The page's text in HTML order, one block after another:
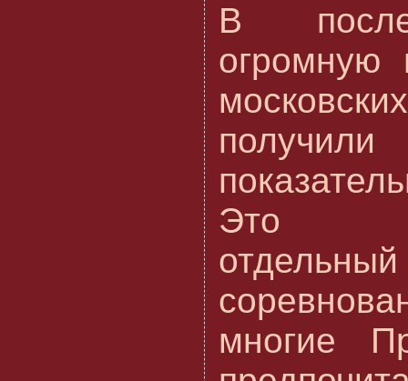
В
огромную
Это
многие